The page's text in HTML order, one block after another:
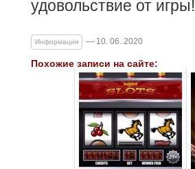
удовольствие от игры!
Информация — 10. 06. 2020
Похожие записи на сайте: